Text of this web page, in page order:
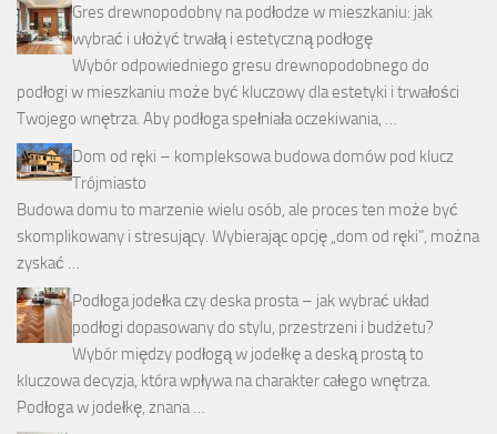
Gres drewnopodobny na podłodze w mieszkaniu: jak
wybrać i ułożyć trwałą i estetyczną podłogę
Wybór odpowiedniego gresu drewnopodobnego do
podłogi w mieszkaniu może być kluczowy dla estetyki i trwałości
Twojego wnętrza. Aby podłoga spełniała oczekiwania, …
Dom od ręki – kompleksowa budowa domów pod klucz
Trójmiasto
Budowa domu to marzenie wielu osób, ale proces ten może być
skomplikowany i stresujący. Wybierając opcję „dom od ręki”, można
zyskać …
Podłoga jodełka czy deska prosta – jak wybrać układ
podłogi dopasowany do stylu, przestrzeni i budżetu?
Wybór między podłogą w jodełkę a deską prostą to
kluczowa decyzja, która wpływa na charakter całego wnętrza.
Podłoga w jodełkę, znana …